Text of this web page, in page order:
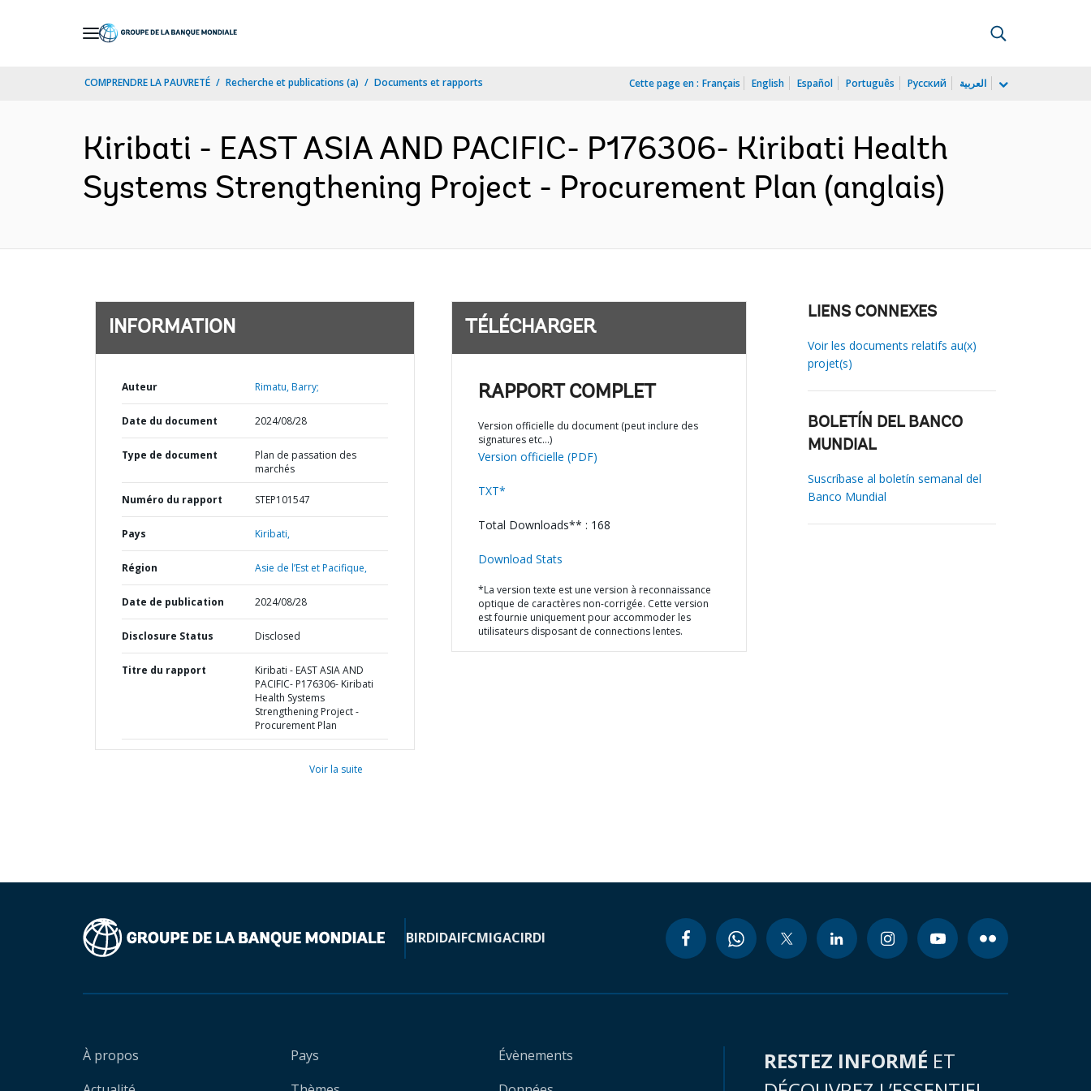
COMPRENDRE LA PAUVRETÉ Recherche et publications (a) Documents et rapports Cette page en : Français English Español Português Русский العربية
Kiribati - EAST ASIA AND PACIFIC- P176306- Kiribati Health
Systems Strengthening Project - Procurement Plan (anglais)
INFORMATION
Auteur Rimatu, Barry;
Date du document 2024/08/28
Type de document
Plan de passation des
marchés
Numéro du rapport STEP101547
Pays Kiribati,
Région Asie de l’Est et Pacifique,
Date de publication 2024/08/28
Disclosure Status Disclosed
Titre du rapport
Kiribati - EAST ASIA AND
PACIFIC- P176306- Kiribati
Health Systems
Strengthening Project -
Procurement Plan
Voir la suite
TÉLÉCHARGER
RAPPORT COMPLET
Version officielle du document (peut inclure des
signatures etc…)
Version officielle (PDF)
TXT*
Total Downloads** : 168
Download Stats
*La version texte est une version à reconnaissance
optique de caractères non-corrigée. Cette version
est fournie uniquement pour accommoder les
utilisateurs disposant de connections lentes.
LIENS CONNEXES
Voir les documents relatifs au(x)
projet(s)
BOLETÍN DEL BANCO
MUNDIAL
Suscríbase al boletín semanal del
Banco Mundial
BIRDIDAIFCMIGACIRDI
À propos
Pays
Évènements
RESTEZ INFORMÉ ET